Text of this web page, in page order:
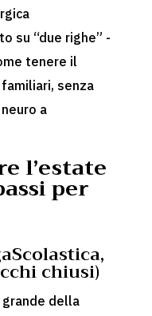
su “due righe” -
tenere il
senza
a
l’estate
per
chiusi)
della